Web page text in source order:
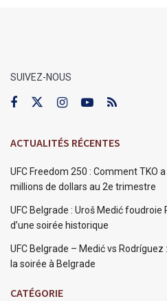
SUIVEZ-NOUS
ACTUALITÉS RÉCENTES
UFC Freedom 250 : Comment TKO
millions de dollars au 2e trimestre
UFC Belgrade : Uroš Medić
d’une soirée historique
UFC Belgrade – Medić vs
la soirée à Belgrade
CATÉGORIE